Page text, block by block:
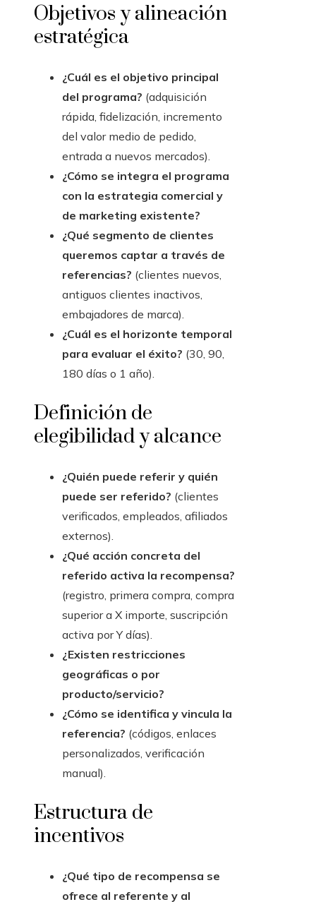
Objetivos y alineación
estratégica
¿Cuál es el objetivo principal
del programa? (adquisición
rápida, fidelización, incremento
del valor medio de pedido,
entrada a nuevos mercados).
¿Cómo se integra el programa
con la estrategia comercial y
de marketing existente?
¿Qué segmento de clientes
queremos captar a través de
referencias? (clientes nuevos,
antiguos clientes inactivos,
embajadores de marca).
¿Cuál es el horizonte temporal
para evaluar el éxito? (30, 90,
180 días o 1 año).
Definición de
elegibilidad y alcance
¿Quién puede referir y quién
puede ser referido? (clientes
verificados, empleados, afiliados
externos).
¿Qué acción concreta del
referido activa la recompensa?
(registro, primera compra, compra
superior a X importe, suscripción
activa por Y días).
¿Existen restricciones
geográficas o por
producto/servicio?
¿Cómo se identifica y vincula la
referencia? (códigos, enlaces
personalizados, verificación
manual).
Estructura de
incentivos
¿Qué tipo de recompensa se
ofrece al referente y al